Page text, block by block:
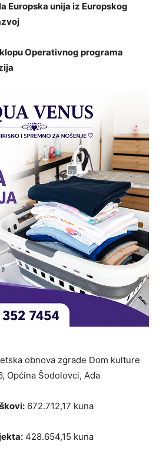
Europska unija iz Europskog
Operativnog programa
obnova zgrade Dom kulture
Općina Šodolovci, Ada
672.712,17 kuna
428.654,15 kuna